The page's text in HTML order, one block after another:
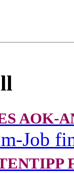
AOK-
Job